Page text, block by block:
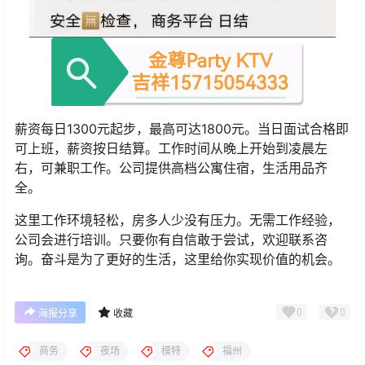
薪资每日1300元起步，最高可达1800元。当日面试合格即
可上班，薪资按日结算。工作时间从晚上开始到凌晨左
右，可兼职工作。公司提供高档公寓住宿，生活用品齐
全。
这里工作环境轻松，房多人少没有压力。无需工作经验，
公司会进行培训。只要你有自信敢于尝试，欢迎联系咨
询。奋斗是为了更好的生活，这里给你实现价值的机会。
海报分享 收藏 0 0
商务 夜场 模特 福州